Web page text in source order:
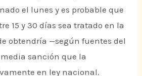
el lunes y es probable que
15 y 30 días sea tratado en la
obtendría —según fuentes del
sanción que la
en ley nacional.